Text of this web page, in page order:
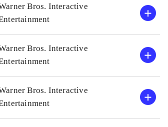
Alle de forrige Lego-spil
I mine øjne er dette det
Bros. Interactive
Bros. Interactive
Bros. Interactive